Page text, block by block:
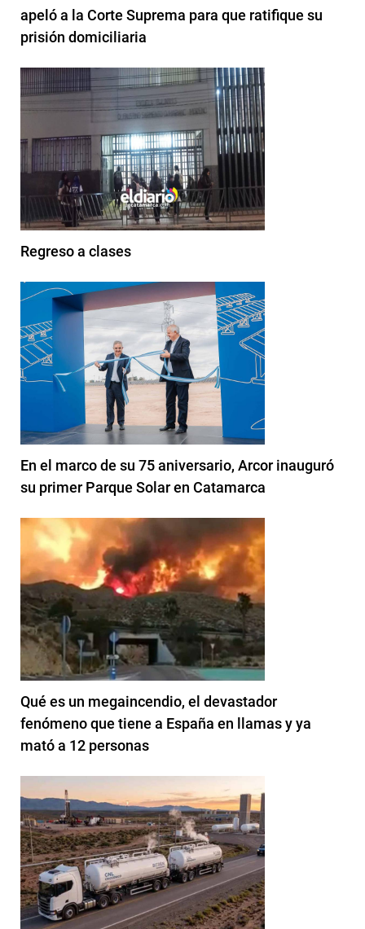
apeló a la Corte Suprema para que ratifique su
prisión domiciliaria
Regreso a clases
En el marco de su 75 aniversario, Arcor inauguró
su primer Parque Solar en Catamarca
Qué es un megaincendio, el devastador
fenómeno que tiene a España en llamas y ya
mató a 12 personas